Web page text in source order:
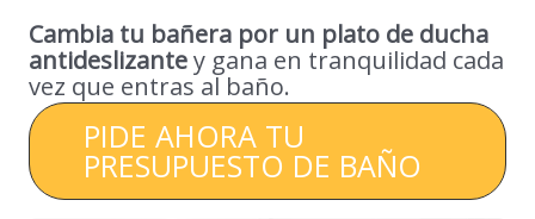
Cambia tu bañera por un plato de ducha
antideslizantey gana en tranquilidad cada
vez que entras al baño.
PIDE AHORA TU
PRESUPUESTO DE BAÑO